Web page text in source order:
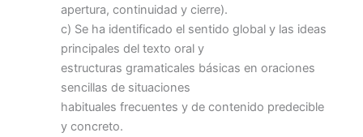
apertura, continuidad y cierre).
c) Se ha identificado el sentido global y las ideas
principales del texto oral y
estructuras gramaticales básicas en oraciones
sencillas de situaciones
habituales frecuentes y de contenido predecible
y concreto.